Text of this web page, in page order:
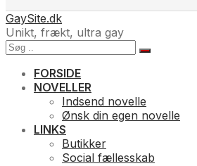
GaySite.dk
Unikt, frækt, ultra gay
FORSIDE
NOVELLER
Indsend novelle
Ønsk din egen novelle
LINKS
Butikker
Social fællesskab